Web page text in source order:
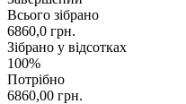
Всього зібрано
6860,0 грн.
Зібрано у відсотках
100%
Потрібно
6860,00 грн.